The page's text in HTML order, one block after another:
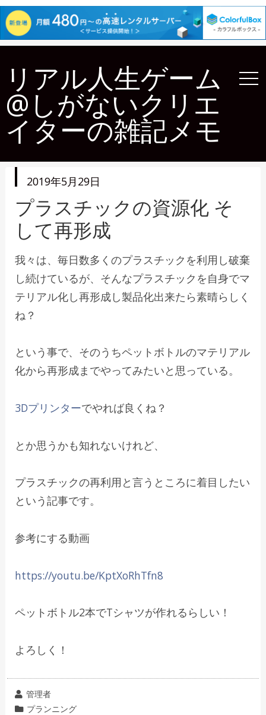
リアル人生ゲーム
@しがないクリエ
イターの雑記メモ
投
日
2019年5月29日
プラスチックの資源化 そ
して再形成
我々は、毎日数多くのプラスチックを利用し破棄
し続けているが、そんなプラスチックを自身でマ
テリアル化し再形成し製品化出来たら素晴らしく
ね？
という事で、そのうちペットボトルのマテリアル
化から再形成までやってみたいと思っている。
3Dプリンターでやれば良くね？
とか思うかも知れないけれど、
プラスチックの再利用と言うところに着目したい
という記事です。
参考にする動画
https://youtu.be/KptXoRhTfn8
ペットボトル2本でTシャツが作れるらしい！
よろしく！
投
稿
管理者
カプランニング